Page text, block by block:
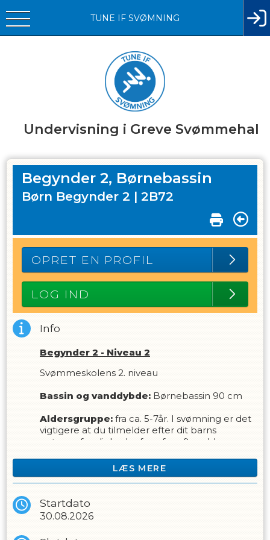
Undervisning i Greve Svømmehal
TUNE IF SVØMNING
Begynder 2, Børnebassin
Børn Begynder 2 | 2B72
OPRET EN PROFIL
LOG IND
Info
Begynder 2 - Niveau 2
Svømmeskolens 2. niveau
Bassin og vanddybde: Børnebassin 90 cm
Aldersgruppe: fra ca. 5-7år. I svømning er det
vigtigere at du tilmelder efter dit barns
svømmefærdigheder fremfor efter alderen.
Holdet er for børn der har gået på enten "Leg
& Svøm med forældre", "Begynder 1", eller på
anden vis har tilegnet sig de færdigheder som
er beskrevet for de to holdtyper. (Hvis du er
blevet anbefalet dette hold, har du opnået
LÆS MERE
Startdato
30.08.2026